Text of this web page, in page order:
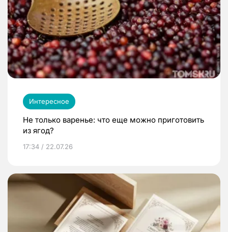
Интересное
Не только варенье: что еще можно приготовить
из ягод?
17:34 / 22.07.26